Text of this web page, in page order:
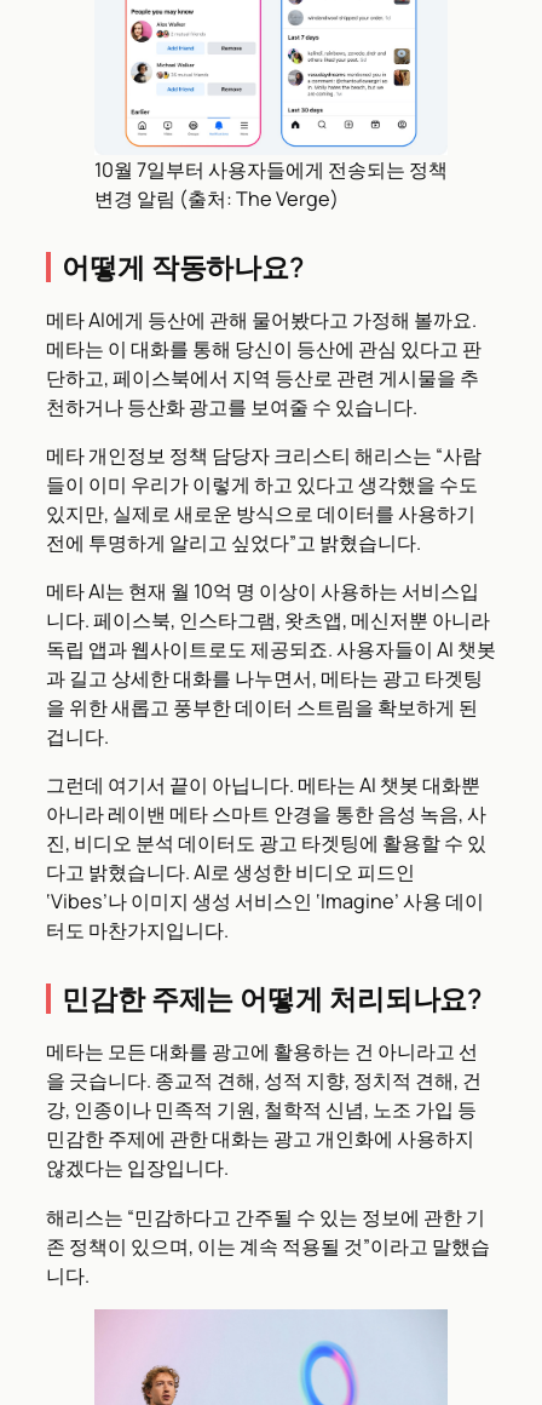
10월 7일부터 사용자들에게 전송되는 정책
변경 알림 (출처: The Verge)
어떻게 작동하나요?
메타 AI에게 등산에 관해 물어봤다고 가정해 볼까요.
메타는 이 대화를 통해 당신이 등산에 관심 있다고 판
단하고, 페이스북에서 지역 등산로 관련 게시물을 추
천하거나 등산화 광고를 보여줄 수 있습니다.
메타 개인정보 정책 담당자 크리스티 해리스는 “사람
들이 이미 우리가 이렇게 하고 있다고 생각했을 수도
있지만, 실제로 새로운 방식으로 데이터를 사용하기
전에 투명하게 알리고 싶었다”고 밝혔습니다.
메타 AI는 현재 월 10억 명 이상이 사용하는 서비스입
니다. 페이스북, 인스타그램, 왓츠앱, 메신저뿐 아니라
독립 앱과 웹사이트로도 제공되죠. 사용자들이 AI 챗봇
과 길고 상세한 대화를 나누면서, 메타는 광고 타겟팅
을 위한 새롭고 풍부한 데이터 스트림을 확보하게 된
겁니다.
그런데 여기서 끝이 아닙니다. 메타는 AI 챗봇 대화뿐
아니라 레이밴 메타 스마트 안경을 통한 음성 녹음, 사
진, 비디오 분석 데이터도 광고 타겟팅에 활용할 수 있
다고 밝혔습니다. AI로 생성한 비디오 피드인
‘Vibes’나 이미지 생성 서비스인 ‘Imagine’ 사용 데이
터도 마찬가지입니다.
민감한 주제는 어떻게 처리되나요?
메타는 모든 대화를 광고에 활용하는 건 아니라고 선
을 긋습니다. 종교적 견해, 성적 지향, 정치적 견해, 건
강, 인종이나 민족적 기원, 철학적 신념, 노조 가입 등
민감한 주제에 관한 대화는 광고 개인화에 사용하지
않겠다는 입장입니다.
해리스는 “민감하다고 간주될 수 있는 정보에 관한 기
존 정책이 있으며, 이는 계속 적용될 것”이라고 말했습
니다.